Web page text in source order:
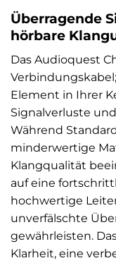
Überragende
hörbare
Das Audioquest
Element in Ihrer
Signalverluste
Während
minderwertige
Klangqualität
auf eine
hochwertige
unverfälschte
gewährleisten.
Klarheit, eine